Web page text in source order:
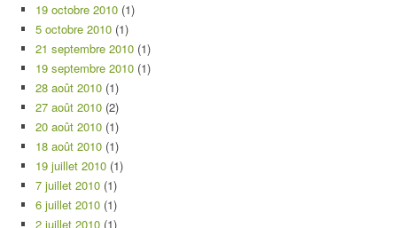
19 octobre 2010 (1)
5 octobre 2010 (1)
21 septembre 2010 (1)
19 septembre 2010 (1)
28 août 2010 (1)
27 août 2010 (2)
20 août 2010 (1)
18 août 2010 (1)
19 juillet 2010 (1)
7 juillet 2010 (1)
6 juillet 2010 (1)
2 juillet 2010 (1)